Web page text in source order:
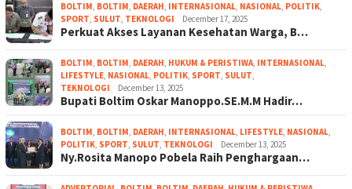
BOLTIM, BOLTIM, DAERAH, INTERNASIONAL, NASIONAL, POLITIK,
SPORT, SULUT, TEKNOLOGI December 17, 2025
Perkuat Akses Layanan Kesehatan Warga, B…
BOLTIM, BOLTIM, DAERAH, HUKUM & PERISTIWA, INTERNASIONAL,
LIFESTYLE, NASIONAL, POLITIK, SPORT, SULUT,
TEKNOLOGI
December 13, 2025
Bupati Boltim Oskar Manoppo.SE.M.M Hadir…
BOLTIM, BOLTIM, DAERAH, INTERNASIONAL, LIFESTYLE, NASIONAL,
POLITIK, SPORT, SULUT, TEKNOLOGI December 13, 2025
Ny.Rosita Manopo Pobela Raih Penghargaan…